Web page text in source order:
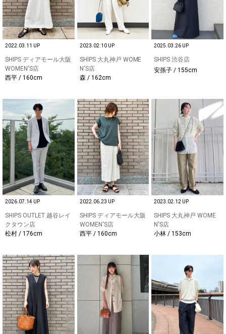
2022.03.11 UP
SHIPS ディアモール大阪
WOMEN'S店
西平 / 160cm
2023.02.10 UP
SHIPS 大丸神戸 WOME
N'S店
森 / 162cm
2025.03.26 UP
SHIPS 渋谷店
安孫子 / 155cm
2026.07.14 UP
SHIPS OUTLET 越谷レイ
クタウン店
松村 / 176cm
2022.06.23 UP
SHIPS ディアモール大阪
WOMEN'S店
西平 / 160cm
2023.02.12 UP
SHIPS 大丸神戸 WOME
N'S店
小林 / 153cm